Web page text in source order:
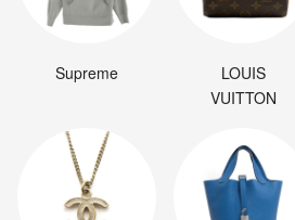
Supreme
LOUIS
VUITTON